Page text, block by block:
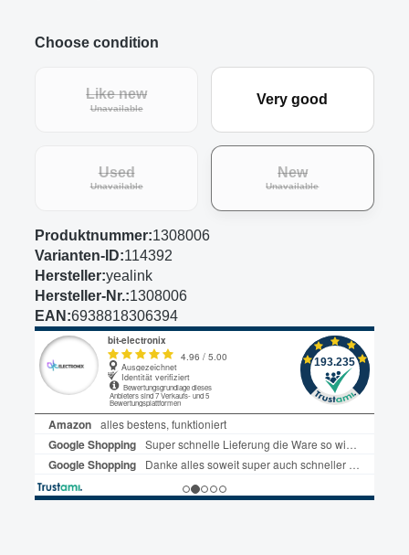
Choose condition
Like new
Unavailable(This option is currently unavailable.)
Very good
Used
Unavailable(This option is currently unavailable.)
New
Unavailable(This option is
Produktnummer:1308006
Varianten-ID:114392
Hersteller:yealink
Hersteller-Nr.:1308006
EAN:6938818306394